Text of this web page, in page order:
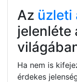
Az üzleti
jelenléte
Ha nem is
érdekes